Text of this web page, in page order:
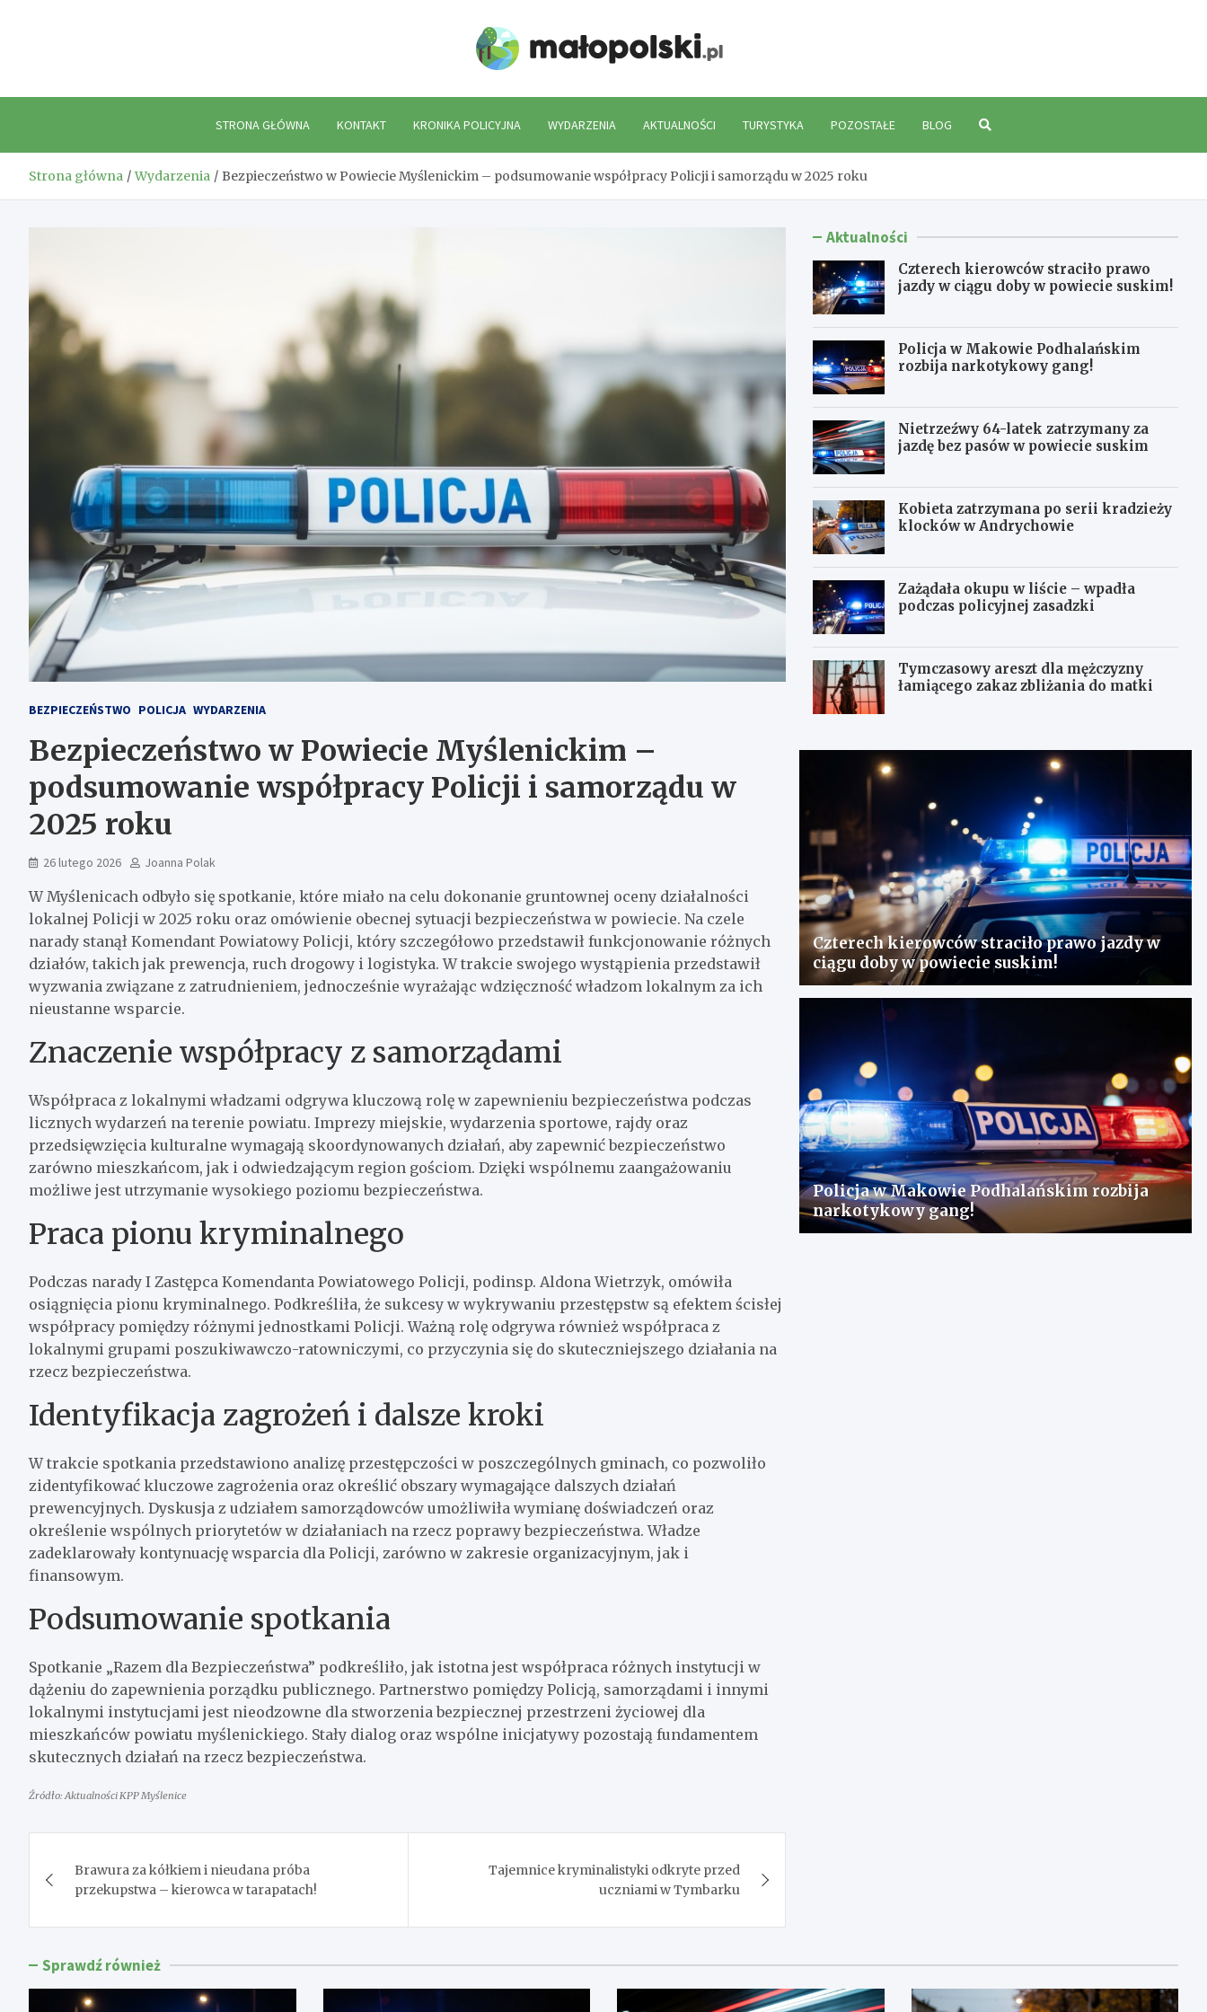
STRONA GŁÓWNA KONTAKT KRONIKA POLICYJNA WYDARZENIA AKTUALNOŚCI TURYSTYKA POZOSTAŁE BLOG
Strona główna Wydarzenia Bezpieczeństwo w Powiecie Myślenickim – podsumowanie współpracy Policji i samorządu w 2025 roku
BEZPIECZEŃSTWO POLICJA WYDARZENIA
Bezpieczeństwo w Powiecie Myślenickim –
podsumowanie współpracy Policji i samorządu w
2025 roku
26 lutego 2026 Joanna Polak
W Myślenicach odbyło się spotkanie, które miało na celu dokonanie gruntownej oceny działalności
lokalnej Policji w 2025 roku oraz omówienie obecnej sytuacji bezpieczeństwa w powiecie. Na czele
narady stanął Komendant Powiatowy Policji, który szczegółowo przedstawił funkcjonowanie różnych
działów, takich jak prewencja, ruch drogowy i logistyka. W trakcie swojego wystąpienia przedstawił
wyzwania związane z zatrudnieniem, jednocześnie wyrażając wdzięczność władzom lokalnym za ich
nieustanne wsparcie.
Znaczenie współpracy z samorządami
Współpraca z lokalnymi władzami odgrywa kluczową rolę w zapewnieniu bezpieczeństwa podczas
licznych wydarzeń na terenie powiatu. Imprezy miejskie, wydarzenia sportowe, rajdy oraz
przedsięwzięcia kulturalne wymagają skoordynowanych działań, aby zapewnić bezpieczeństwo
zarówno mieszkańcom, jak i odwiedzającym region gościom. Dzięki wspólnemu zaangażowaniu
możliwe jest utrzymanie wysokiego poziomu bezpieczeństwa.
Praca pionu kryminalnego
Podczas narady I Zastępca Komendanta Powiatowego Policji, podinsp. Aldona Wietrzyk, omówiła
osiągnięcia pionu kryminalnego. Podkreśliła, że sukcesy w wykrywaniu przestępstw są efektem ścisłej
współpracy pomiędzy różnymi jednostkami Policji. Ważną rolę odgrywa również współpraca z
lokalnymi grupami poszukiwawczo-ratowniczymi, co przyczynia się do skuteczniejszego działania na
rzecz bezpieczeństwa.
Identyfikacja zagrożeń i dalsze kroki
W trakcie spotkania przedstawiono analizę przestępczości w poszczególnych gminach, co pozwoliło
zidentyfikować kluczowe zagrożenia oraz określić obszary wymagające dalszych działań
prewencyjnych. Dyskusja z udziałem samorządowców umożliwiła wymianę doświadczeń oraz
określenie wspólnych priorytetów w działaniach na rzecz poprawy bezpieczeństwa. Władze
zadeklarowały kontynuację wsparcia dla Policji, zarówno w zakresie organizacyjnym, jak i
finansowym.
Podsumowanie spotkania
Spotkanie „Razem dla Bezpieczeństwa” podkreśliło, jak istotna jest współpraca różnych instytucji w
dążeniu do zapewnienia porządku publicznego. Partnerstwo pomiędzy Policją, samorządami i innymi
lokalnymi instytucjami jest nieodzowne dla stworzenia bezpiecznej przestrzeni życiowej dla
mieszkańców powiatu myślenickiego. Stały dialog oraz wspólne inicjatywy pozostają fundamentem
skutecznych działań na rzecz bezpieczeństwa.
Źródło: Aktualności KPP Myślenice
wpisu
Brawura za kółkiem i nieudana próba
przekupstwa – kierowca w tarapatach!
Tajemnice kryminalistyki odkryte przed
uczniami w Tymbarku
Aktualności
Czterech kierowców straciło prawo
jazdy w ciągu doby w powiecie suskim!
Policja w Makowie Podhalańskim
rozbija narkotykowy gang!
Nietrzeźwy 64-latek zatrzymany za
jazdę bez pasów w powiecie suskim
Kobieta zatrzymana po serii kradzieży
klocków w Andrychowie
Zażądała okupu w liście – wpadła
podczas policyjnej zasadzki
Tymczasowy areszt dla mężczyzny
łamiącego zakaz zbliżania do matki
Czterech kierowców straciło prawo jazdy w
ciągu doby w powiecie suskim!
Policja w Makowie Podhalańskim rozbija
narkotykowy gang!
Sprawdź również